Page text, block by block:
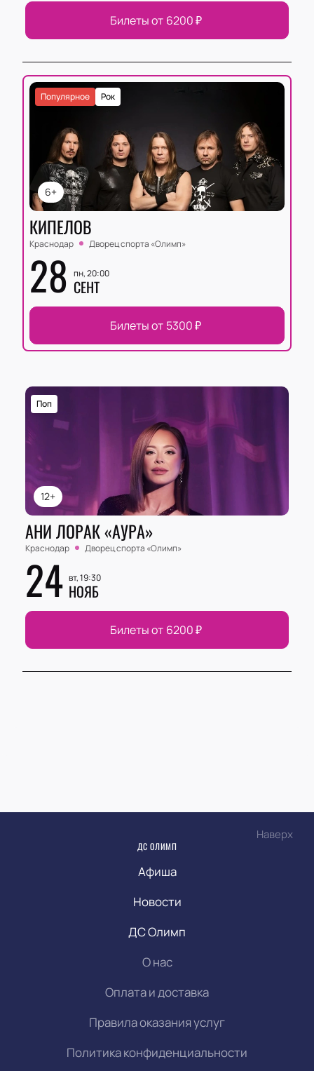
Билеты от 6200₽
6+
Рок
Популярное
КИПЕЛОВ
Краснодар Дворец спорта «‎Олимп»
28 пн, 20:00
СЕНТ
Билеты от 5300₽
12+
Поп
АНИ ЛОРАК «АУРА»
Краснодар Дворец спорта «‎Олимп»
24 вт, 19:30
НОЯБ
Билеты от 6200₽
Наверх
ДС ОЛИМП
Афиша
Новости
ДС Олимп
О нас
Оплата и доставка
Правила оказания услуг
Политика конфиденциальности